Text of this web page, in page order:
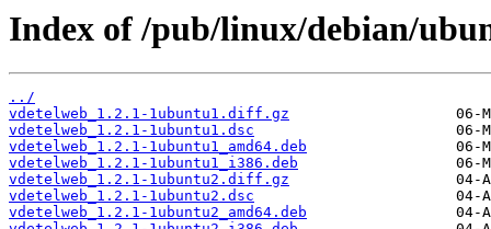
Index of /pub/linux/debian/
../
vdetelweb_1.2.1-1ubuntu1.diff.gz
vdetelweb_1.2.1-1ubuntu1.dsc
vdetelweb_1.2.1-1ubuntu1_amd64.deb
vdetelweb_1.2.1-1ubuntu1_i386.deb
vdetelweb_1.2.1-1ubuntu2.diff.gz
vdetelweb_1.2.1-1ubuntu2.dsc
vdetelweb_1.2.1-1ubuntu2_amd64.deb